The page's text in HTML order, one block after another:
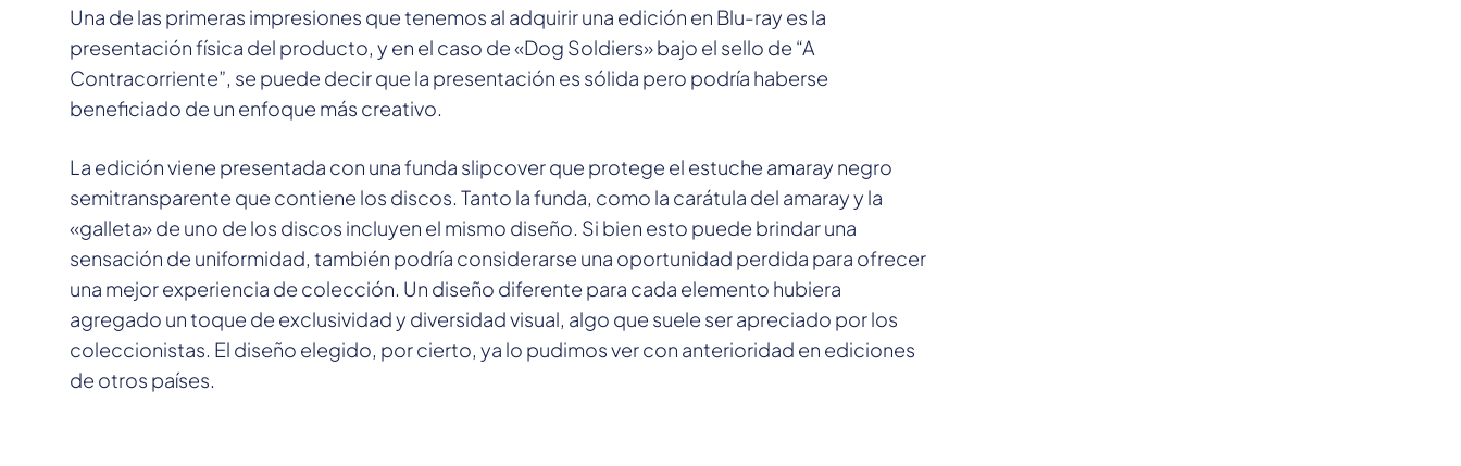
Una de las primeras impresiones que tenemos al adquirir una edición en Blu-ray es la
presentación física del producto, y en el caso de «Dog Soldiers» bajo el sello de “A
Contracorriente”, se puede decir que la presentación es sólida pero podría haberse
beneficiado de un enfoque más creativo.
La edición viene presentada con una funda slipcover que protege el estuche amaray negro
semitransparente que contiene los discos. Tanto la funda, como la carátula del amaray y la
«galleta» de uno de los discos incluyen el mismo diseño. Si bien esto puede brindar una
sensación de uniformidad, también podría considerarse una oportunidad perdida para ofrecer
una mejor experiencia de colección. Un diseño diferente para cada elemento hubiera
agregado un toque de exclusividad y diversidad visual, algo que suele ser apreciado por los
coleccionistas. El diseño elegido, por cierto, ya lo pudimos ver con anterioridad en ediciones
de otros países.